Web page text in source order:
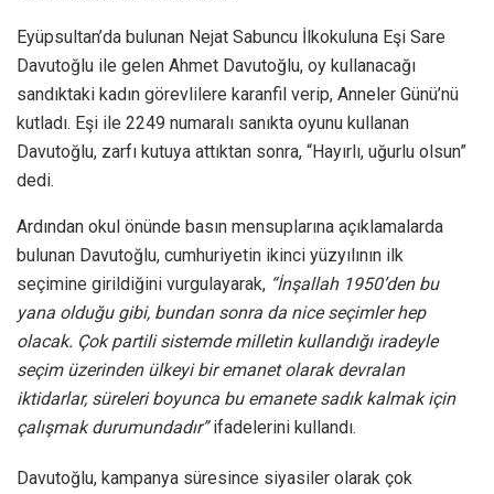
Eyüpsultan’da bulunan Nejat Sabuncu İlkokuluna Eşi Sare
Davutoğlu ile gelen Ahmet Davutoğlu, oy kullanacağı
sandıktaki kadın görevlilere karanfil verip, Anneler Günü’nü
kutladı. Eşi ile 2249 numaralı sanıkta oyunu kullanan
Davutoğlu, zarfı kutuya attıktan sonra, “Hayırlı, uğurlu olsun”
dedi.
Ardından okul önünde basın mensuplarına açıklamalarda
bulunan Davutoğlu, cumhuriyetin ikinci yüzyılının ilk
seçimine girildiğini vurgulayarak, “İnşallah 1950’den bu
yana olduğu gibi, bundan sonra da nice seçimler hep
olacak. Çok partili sistemde milletin kullandığı iradeyle
seçim üzerinden ülkeyi bir emanet olarak devralan
iktidarlar, süreleri boyunca bu emanete sadık kalmak için
çalışmak durumundadır”ifadelerini kullandı.
Davutoğlu, kampanya süresince siyasiler olarak çok